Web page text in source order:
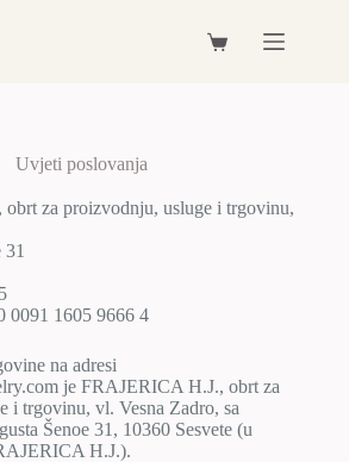
Uvjeti poslovanja
za proizvodnju, usluge i trgovinu,
1605 9666 4
na adresi
je FRAJERICA H.J., obrt za
i trgovinu, vl. Vesna Zadro, sa
Šenoe 31, 10360 Sesvete (u
H.J.).